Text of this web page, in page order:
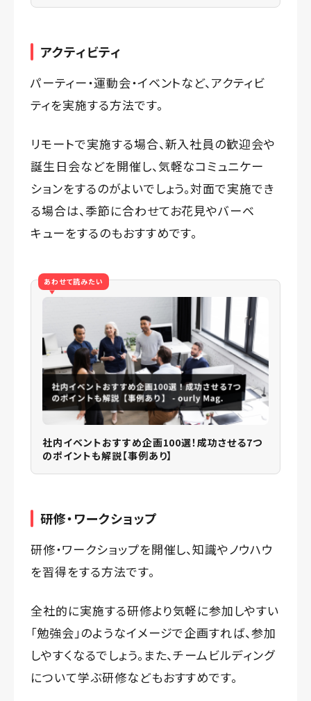
アクティビティ
パーティー・運動会・イベントなど、アクティビ
ティを実施する方法です。
リモートで実施する場合、新入社員の歓迎会や
誕生日会などを開催し、気軽なコミュニケー
ションをするのがよいでしょう。対面で実施でき
る場合は、季節に合わせてお花見やバーベ
キューをするのもおすすめです。
あわせて読みたい
社内イベントおすすめ企画100選！成功させる7つ
のポイントも解説【事例あり】
研修・ワークショップ
研修・ワークショップを開催し、知識やノウハウ
を習得をする方法です。
全社的に実施する研修より気軽に参加しやすい
「勉強会」のようなイメージで企画すれば、参加
しやすくなるでしょう。また、チームビルディング
について学ぶ研修などもおすすめです。